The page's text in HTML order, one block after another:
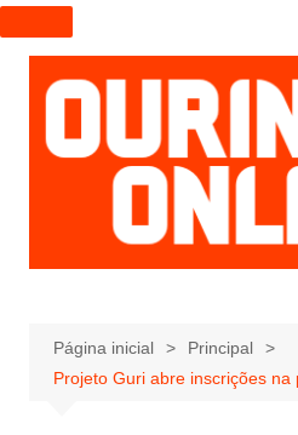
I
r
p
a
r
a
e
ú
Página inicial
Principal
Projeto Guri abre inscrições